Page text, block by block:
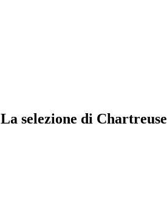
La selezione di Chartreuse